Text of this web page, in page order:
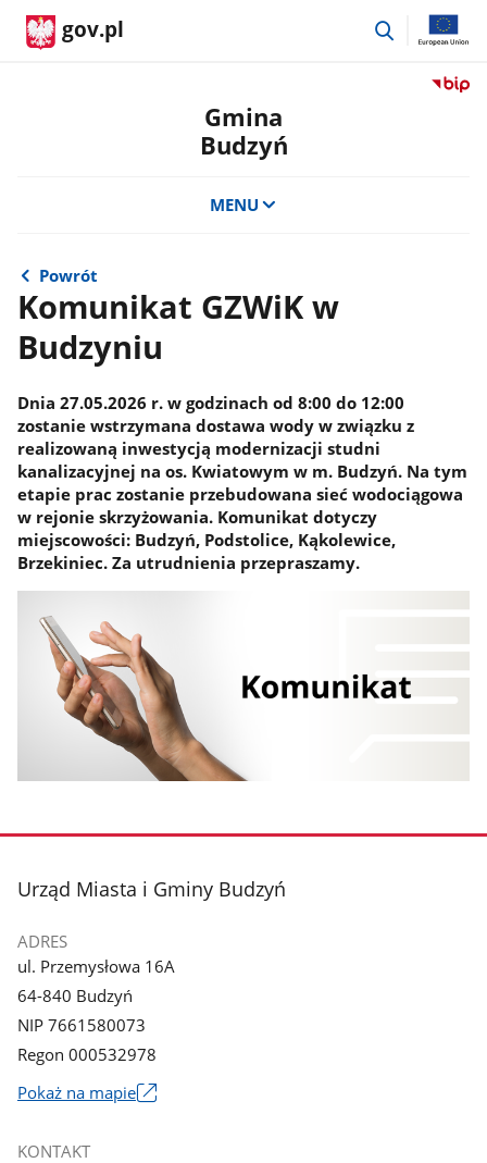
gov.pl
przejdź
Przejdź
Gmina
Budzyń
MENU
Powrót
Komunikat GZWiK w
Budzyniu
Dnia 27.05.2026 r. w godzinach od 8:00 do 12:00
zostanie wstrzymana dostawa wody w związku z
realizowaną inwestycją modernizacji studni
kanalizacyjnej na os. Kwiatowym w m. Budzyń. Na tym
etapie prac zostanie przebudowana sieć wodociągowa
w rejonie skrzyżowania. Komunikat dotyczy
miejscowości: Budzyń, Podstolice, Kąkolewice,
Brzekiniec. Za utrudnienia przepraszamy.
stopka
Urząd Miasta i Gminy Budzyń
ADRES
ul. Przemysłowa 16A
64-840 Budzyń
NIP 7661580073
Regon 000532978
Pokaż na mapieLink
KONTAKT